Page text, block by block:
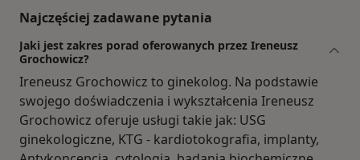
Najczęściej zadawane pytania
Jaki jest zakres porad oferowanych przez Ireneusz
Grochowicz?
Ireneusz Grochowicz to ginekolog. Na podstawie
swojego doświadczenia i wykształcenia Ireneusz
Grochowicz oferuje usługi takie jak: USG
ginekologiczne, KTG - kardiotokografia, implanty,